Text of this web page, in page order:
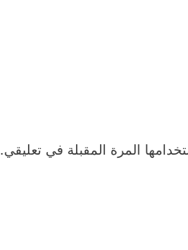
المرة المقبلة في تعليقي.